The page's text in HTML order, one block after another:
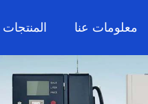
معلومات عنا المنتجات